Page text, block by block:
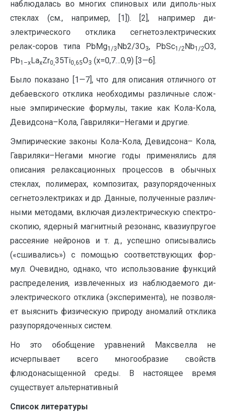
наблюдалась во многих спиновых или диполь-ных
стеклах (см., например, [1]). [2], например ди-
электрического отклика сегнетоэлектрических
релак-соров типа PbMg1/3 Nb2/3O3, PbSc1/2 Nb1/2O3,
Pb1–x LaxZr0,35Ti0,65O3 (x=0,7…0,9) [3—6].
Было показано [1—7], что для описания отличного от
дебаевского отклика необходимы различные слож-
ные эмпирические формулы, такие как Кола-Кола,
Девидсона–Кола, Гавриляки–Негами и другие.
Эмпирические законы Кола-Кола, Девидсона– Кола,
Гавриляки–Негами многие годы применялись для
описания релаксационных процессов в обычных
стеклах, полимерах, композитах, разупорядоченных
сегнетоэлектриках и др. Данные, полученные различ-
ными методами, включая диэлектрическую спектро-
скопию, ядерный магнитный резонанс, квазиупругое
рассеяние нейронов и т. д., успешно описывались
(«сшивались») с помощью соответствующих фор-
мул. Очевидно, однако, что использование функций
распределения, извлеченных из наблюдаемого ди-
электрического отклика (эксперимента), не позволя-
ет выяснить физическую природу аномалий отклика
разупорядоченных систем.
Но это обобщение уравнений Максвелла не
исчерпывает всего многообразие свойств
флюдонасыщенной среды. В настоящее время
существует альтернативный
Список литературы